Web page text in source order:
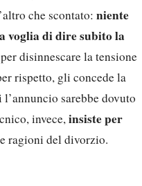
che scontato: niente
voglia di dire subito la
disinnescare la tensione
rispetto, gli concede la
sarebbe dovuto
invece,insiste per
ragioni del divorzio.